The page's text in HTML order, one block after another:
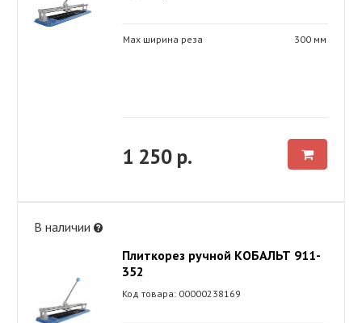
Max ширина реза 300 мм
1 250 р.
В наличии
Плиткорез ручной КОБАЛЬТ 911-
352
Код товара: 00000238169